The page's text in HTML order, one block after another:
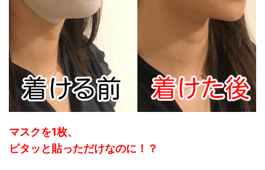
マスクを1枚、
ピタッと貼っただけなのに！？